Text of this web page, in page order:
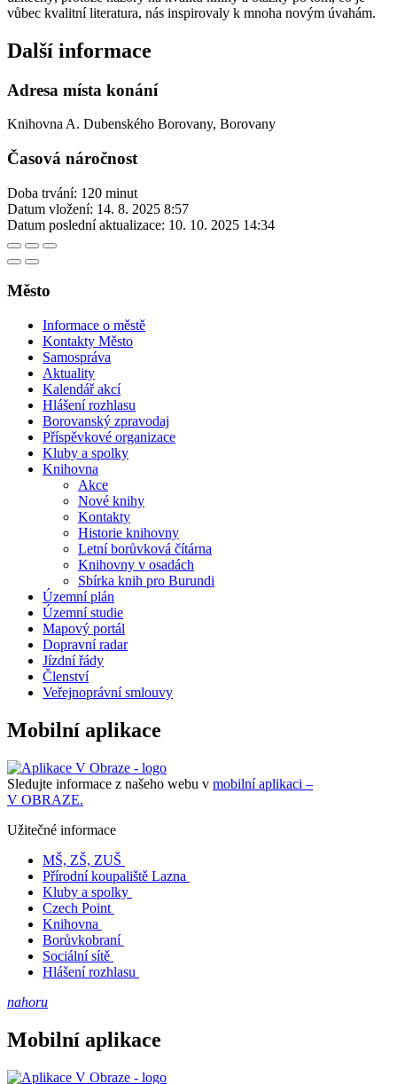
vůbec kvalitní literatura, nás inspirovaly k mnoha novým úvahám.
Další informace
Adresa místa konání
Knihovna A. Dubenského Borovany, Borovany
Časová náročnost
Doba trvání: 120 minut
Datum vložení: 14. 8. 2025 8:57
Datum poslední aktualizace: 10. 10. 2025 14:34
Město
Informace o městě
Kontakty Město
Samospráva
Aktuality
Kalendář akcí
Hlášení rozhlasu
Borovanský zpravodaj
Příspěvkové organizace
Kluby a spolky
Knihovna
Akce
Nové knihy
Kontakty
Historie knihovny
Letní borůvková čítárna
Knihovny v osadách
Sbírka knih pro Burundi
Územní plán
Územní studie
Mapový portál
Dopravní radar
Jízdní řády
Členství
Veřejnoprávní smlouvy
Mobilní aplikace
Sledujte informace z našeho webu v mobilní aplikaci –
V OBRAZE.
Užitečné informace
MŠ, ZŠ, ZUŠ
Přírodní koupaliště Lazna
Kluby a spolky
Czech Point
Knihovna
Borůvkobraní
Sociální sítě
Hlášení rozhlasu
nahoru
Mobilní aplikace